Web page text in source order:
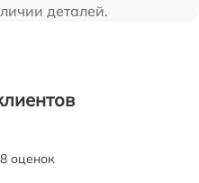
деталей.
оценок